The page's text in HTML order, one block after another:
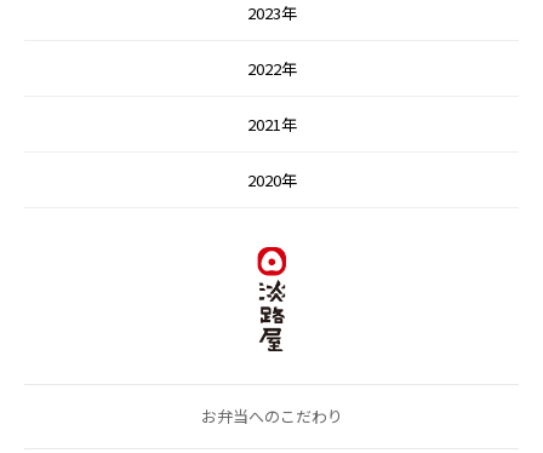
2023年
2022年
2021年
2020年
お弁当へのこだわり